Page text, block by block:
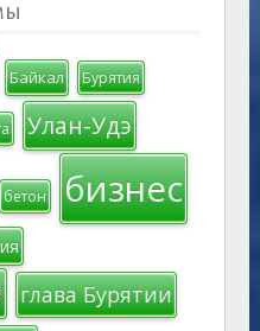
Байкал Бурятия
Улан-Удэ
бетон бизнес
глава Бурятии